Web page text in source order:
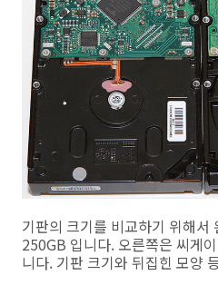
기판의 크기를 비교하기 위해서
250GB 입니다. 오른쪽은 씨게
니다. 기판 크기와 뒤집힌 모양